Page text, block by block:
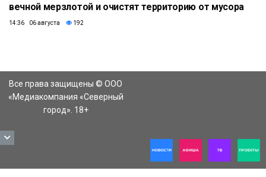
вечной мерзлотой и очистят территорию от мусора
14:36 06 августа 192
Все права защищены © ООО
«Медиакомпания «Северный
город». 18+